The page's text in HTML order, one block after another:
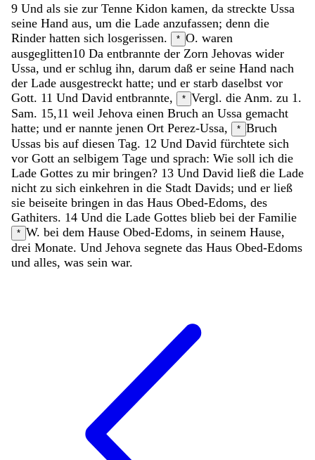
9 Und als sie zur Tenne Kidon kamen, da streckte Ussa
seine Hand aus, um die Lade anzufassen; denn die
Rinder hatten sich losgerissen. * O. waren
ausgeglitten10 Da entbrannte der Zorn Jehovas wider
Ussa, und er schlug ihn, darum daß er seine Hand nach
der Lade ausgestreckt hatte; und er starb daselbst vor
Gott. 11 Und David entbrannte, * Vergl. die Anm. zu 1.
Sam. 15,11 weil Jehova einen Bruch an Ussa gemacht
hatte; und er nannte jenen Ort Perez-Ussa, * Bruch
Ussas bis auf diesen Tag. 12 Und David fürchtete sich
vor Gott an selbigem Tage und sprach: Wie soll ich die
Lade Gottes zu mir bringen? 13 Und David ließ die Lade
nicht zu sich einkehren in die Stadt Davids; und er ließ
sie beiseite bringen in das Haus Obed-Edoms, des
Gathiters. 14 Und die Lade Gottes blieb bei der Familie
* W. bei dem Hause Obed-Edoms, in seinem Hause,
drei Monate. Und Jehova segnete das Haus Obed-Edoms
und alles, was sein war.